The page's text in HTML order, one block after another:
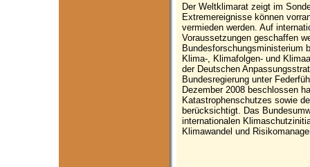
Der Weltklimarat zeigt im
Extremereignisse können
vermieden werden. Auf
Voraussetzungen geschaffen
Bundesforschungsministerium
Klima-, Klimafolgen- und
der Deutschen
Bundesregierung unter
Dezember 2008 beschlossen
Katastrophenschutzes sowie
berücksichtigt. Das
internationalen
Klimawandel und